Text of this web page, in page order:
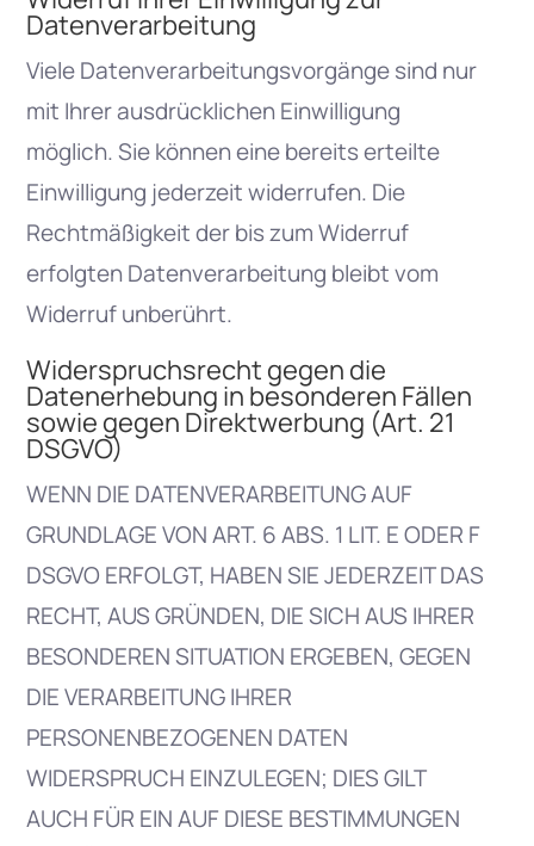
Datenverarbeitung
Viele Datenverarbeitungsvorgänge sind nur
mit Ihrer ausdrücklichen Einwilligung
möglich. Sie können eine bereits erteilte
Einwilligung jederzeit widerrufen. Die
Rechtmäßigkeit der bis zum Widerruf
erfolgten Datenverarbeitung bleibt vom
Widerruf unberührt.
Widerspruchsrecht gegen die
Datenerhebung in besonderen Fällen
sowie gegen Direktwerbung (Art. 21
DSGVO)
WENN DIE DATENVERARBEITUNG AUF
GRUNDLAGE VON ART. 6 ABS. 1 LIT. E ODER F
DSGVO ERFOLGT, HABEN SIE JEDERZEIT DAS
RECHT, AUS GRÜNDEN, DIE SICH AUS IHRER
BESONDEREN SITUATION ERGEBEN, GEGEN
DIE VERARBEITUNG IHRER
PERSONENBEZOGENEN DATEN
WIDERSPRUCH EINZULEGEN; DIES GILT
AUCH FÜR EIN AUF DIESE BESTIMMUNGEN